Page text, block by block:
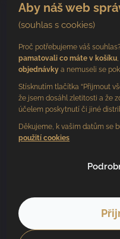
Aby náš web
(souhlas s cookies)
Proč potřebujeme váš
pamatovali co máte v košíku
objednávky a nemuseli se
Stísknutím tlačítka “Přijmout
že jsem dosáhl zletitosti a že
účelem poskytnutí či jiné
Děkujeme, k vašim datům se
použití cookies
BV